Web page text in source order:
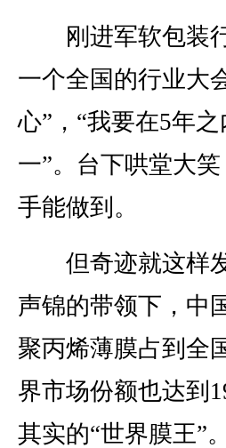
刚进军软包装行
一个全国的行业大
心”，“我要在5年
一”。台下哄堂大
手能做到。
但奇迹就这样发
声锦的带领下，中
聚丙烯薄膜占到全
界市场份额也达到
其实的“世界膜王”。